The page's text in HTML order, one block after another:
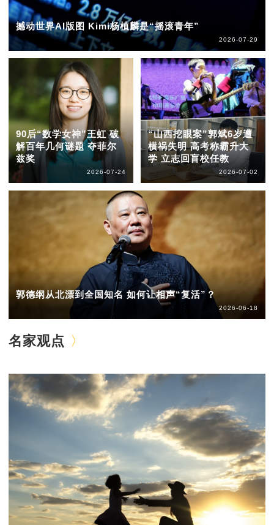
撼动世界AI版图 Kimi杨植麟是“摇滚青年”
2026-07-29
90后“数学女神”王虹 破
解百年几何谜题 夺菲尔
兹奖
2026-07-24
“山西挖眼案”郭斌6岁遭
横祸失明 高考称霸升大
学 立志回盲校任教
2026-07-02
郭德纲从北漂到全国知名 如何让相声“复活”？
2026-06-18
名家观点